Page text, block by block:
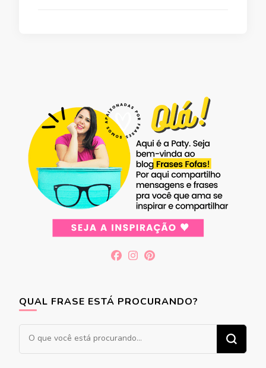
QUAL FRASE ESTÁ PROCURANDO?
Procurando
algo?